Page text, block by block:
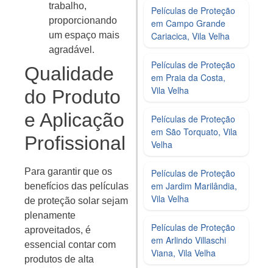
trabalho,
proporcionando
um espaço mais
agradável.
Qualidade
do Produto
e Aplicação
Profissional
Para garantir que os
benefícios das películas
de proteção solar sejam
plenamente
aproveitados, é
essencial contar com
produtos de alta
Películas de Proteção
em Campo Grande
Cariacica, Vila Velha
Películas de Proteção
em Praia da Costa,
Vila Velha
Películas de Proteção
em São Torquato, Vila
Velha
Películas de Proteção
em Jardim Marilândia,
Vila Velha
Películas de Proteção
em Arlindo Villaschi
Viana, Vila Velha